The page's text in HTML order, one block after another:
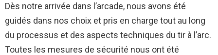
Dès notre arrivée dans l’arcade, nous avons été
guidés dans nos choix et pris en charge tout au long
du processus et des aspects techniques du tir à l’arc.
Toutes les mesures de sécurité nous ont été